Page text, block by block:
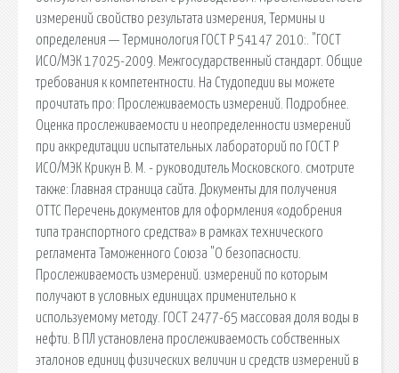
измерений свойство результата измерения, Термины и
определения — Терминология ГОСТ Р 54147 2010:. "ГОСТ
ИСО/МЭК 17025-2009. Межгосударственный стандарт. Общие
требования к компетентности. На Студопедии вы можете
прочитать про: Прослеживаемость измерений. Подробнее.
Оценка прослеживаемости и неопределенности измерений
при аккредитации испытательных лабораторий по ГОСТ Р
ИСО/МЭК Крикун В. М. - руководитель Московского. cмотрите
также: Главная страница сайта. Документы для получения
ОТТС Перечень документов для оформления «одобрения
типа транспортного средства» в рамках технического
регламента Таможенного Союза "О безопасности.
Прослеживаемость измерений. измерений по которым
получают в условных единицах применительно к
используемому методу. ГОСТ 2477-65 массовая доля воды в
нефти. В ПЛ установлена прослеживаемость собственных
эталонов единиц физических величин и средств измерений в